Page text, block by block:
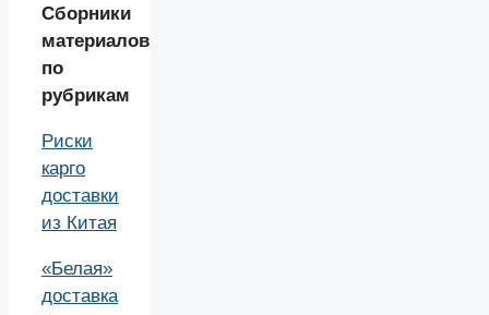
Сборники
материалов
по
рубрикам
Риски
карго
доставки
из Китая
«Белая»
доставка